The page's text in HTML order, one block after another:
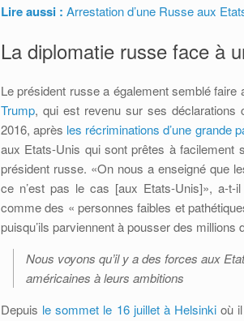
Lire aussi : Arrestation d’une Russe aux
La diplomatie russe face à
Le président russe a également semblé faire
Trump, qui est revenu sur ses déclarations
2016, après les récriminations d’une grande
aux Etats-Unis qui sont prêtes à facilement
président russe. «On nous a enseigné que
ce n’est pas le cas [aux Etats-Unis]», a-t-
comme des « personnes faibles et
puisqu’ils parviennent à pousser des
Nous voyons qu’il y a des forces aux
américaines à leurs ambitions
Depuis le sommet le 16 juillet à Helsinkioù il